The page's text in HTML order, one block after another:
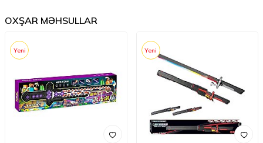
OXŞAR MƏHSULLAR
Yeni Yeni